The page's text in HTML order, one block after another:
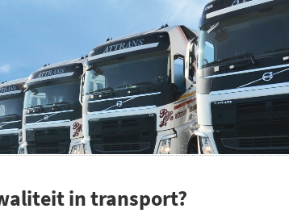
in transport?